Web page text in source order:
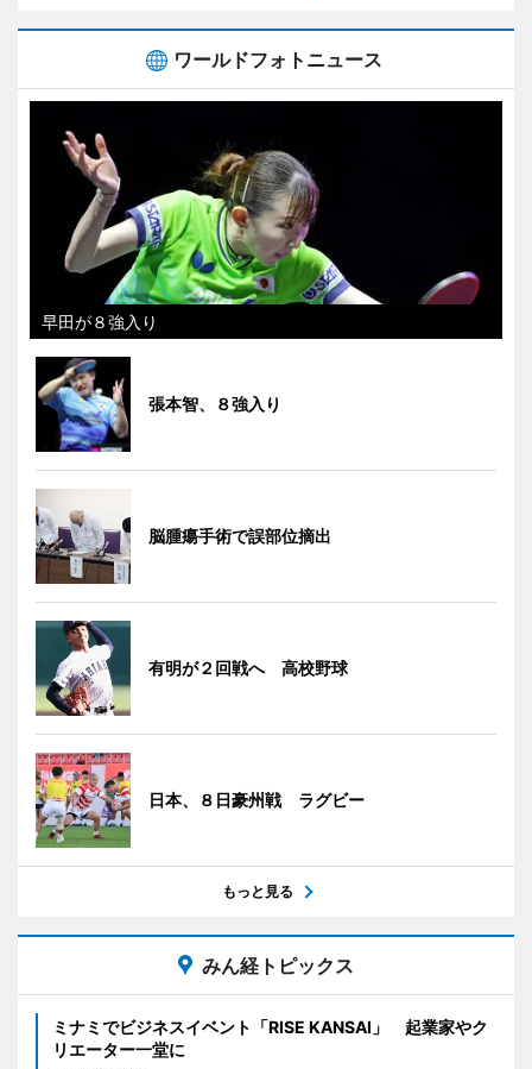
ワールドフォトニュース
早田が８強入り
張本智、８強入り
脳腫瘍手術で誤部位摘出
有明が２回戦へ 高校野球
日本、８日豪州戦 ラグビー
もっと見る
みん経トピックス
ミナミでビジネスイベント「RISE KANSAI」 起業家やク
リエーター一堂に